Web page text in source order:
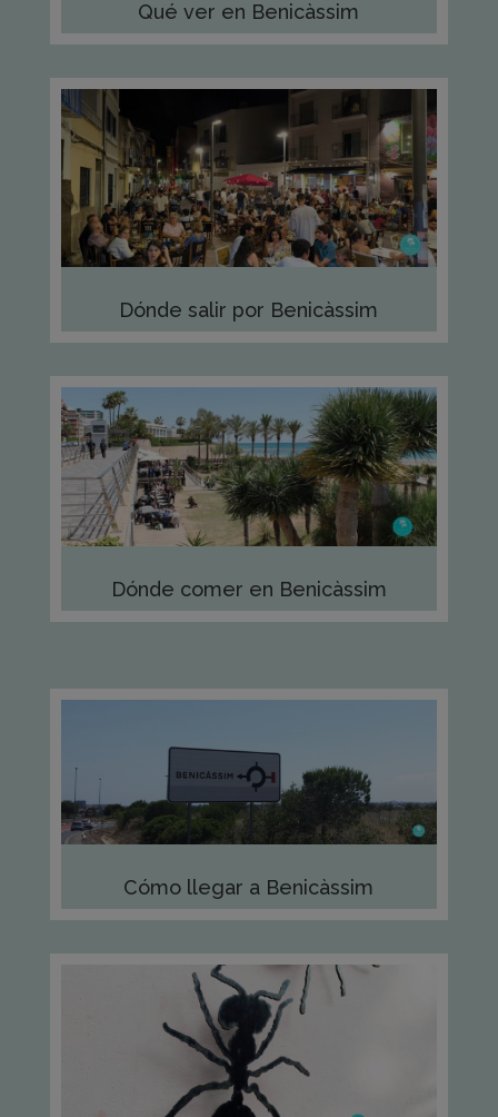
Qué ver en Benicàssim
Dónde salir por Benicàssim
Dónde comer en Benicàssim
Cómo llegar a Benicàssim